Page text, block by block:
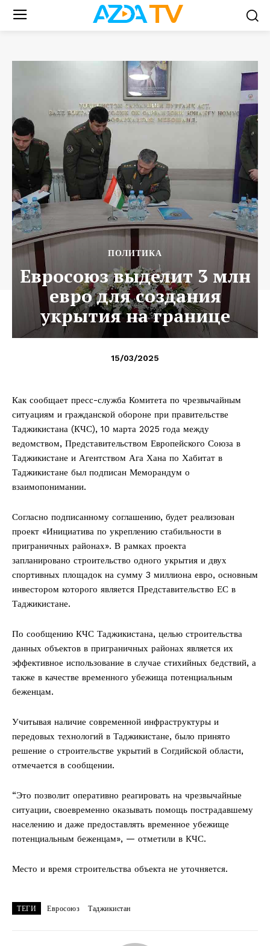
ПОЛИТИКА
Евросоюз выделит 3 млн
евро для создания
укрытия на границе
15/03/2025
Как сообщает пресс-служба Комитета по чрезвычайным
ситуациям и гражданской обороне при правительстве
Таджикистана (КЧС), 10 марта 2025 года между
ведомством, Представительством Европейского Союза в
Таджикистане и Агентством Ага Хана по Хабитат в
Таджикистане был подписан Меморандум о
взаимопонимании.
Согласно подписанному соглашению, будет реализован
проект «Инициатива по укреплению стабильности в
приграничных районах». В рамках проекта
запланировано строительство одного укрытия и двух
спортивных площадок на сумму 3 миллиона евро, основным
инвестором которого является Представительство ЕС в
Таджикистане.
По сообщению КЧС Таджикистана, целью строительства
данных объектов в приграничных районах является их
эффективное использование в случае стихийных бедствий, а
также в качестве временного убежища потенциальным
беженцам.
Учитывая наличие современной инфраструктуры и
передовых технологий в Таджикистане, было принято
решение о строительстве укрытий в Согдийской области,
отмечается в сообщении.
“Это позволит оперативно реагировать на чрезвычайные
ситуации, своевременно оказывать помощь пострадавшему
населению и даже предоставлять временное убежище
потенциальным беженцам», — отметили в КЧС.
Место и время строительства объекта не уточняется.
ТЕГИ Евросоюз Таджикистан